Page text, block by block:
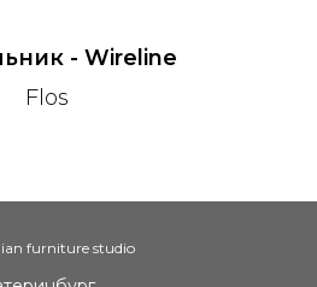
- Wireline
Flos
furniture studio